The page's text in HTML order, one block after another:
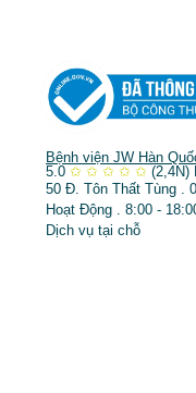
Bệnh viện JW Hàn
5.0 ✩ ✩ ✩ ✩ ✩ (2,4N)
50 Đ. Tôn Thất Tùng .
Hoạt Động . 8:00 -
Dịch vụ tại chỗ